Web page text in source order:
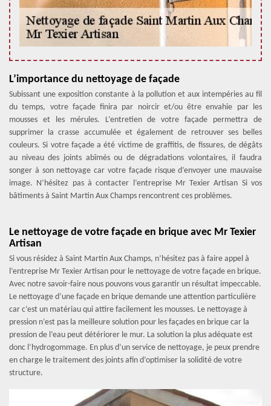
L’importance du nettoyage de façade
Subissant une exposition constante à la pollution et aux intempéries au fil
du temps, votre façade finira par noircir et/ou être envahie par les
mousses et les mérules. L’entretien de votre façade permettra de
supprimer la crasse accumulée et également de retrouver ses belles
couleurs. Si votre façade a été victime de graffitis, de fissures, de dégâts
au niveau des joints abîmés ou de dégradations volontaires, il faudra
songer à son nettoyage car votre façade risque d’envoyer une mauvaise
image. N’hésitez pas à contacter l’entreprise Mr Texier Artisan Si vos
bâtiments à Saint Martin Aux Champs rencontrent ces problèmes.
Le nettoyage de votre façade en brique avec Mr Texier
Artisan
Si vous résidez à Saint Martin Aux Champs, n’hésitez pas à faire appel à
l’entreprise Mr Texier Artisan pour le nettoyage de votre façade en brique.
Avec notre savoir-faire nous pouvons vous garantir un résultat impeccable.
Le nettoyage d’une façade en brique demande une attention particulière
car c’est un matériau qui attire facilement les mousses. Le nettoyage à
pression n’est pas la meilleure solution pour les façades en brique car la
pression de l‘eau peut détériorer le mur. La solution la plus adéquate est
donc l’hydrogommage. En plus d’un service de nettoyage, je peux prendre
en charge le traitement des joints afin d’optimiser la solidité de votre
structure.